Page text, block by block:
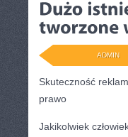
ADMIN
Skuteczność
prawo
Jakikolwiek